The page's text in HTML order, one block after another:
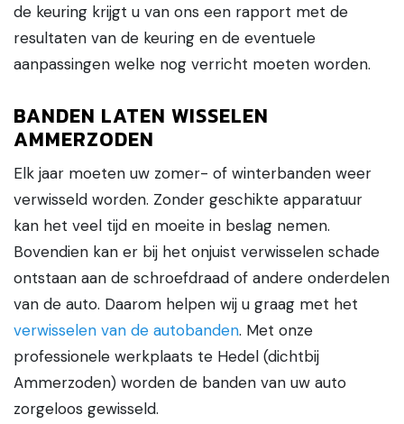
de keuring krijgt u van ons een rapport met de
resultaten van de keuring en de eventuele
aanpassingen welke nog verricht moeten worden.
BANDEN LATEN WISSELEN
AMMERZODEN
Elk jaar moeten uw zomer- of winterbanden weer
verwisseld worden. Zonder geschikte apparatuur
kan het veel tijd en moeite in beslag nemen.
Bovendien kan er bij het onjuist verwisselen schade
ontstaan aan de schroefdraad of andere onderdelen
van de auto. Daarom helpen wij u graag met het
verwisselen van de autobanden. Met onze
professionele werkplaats te Hedel (dichtbij
Ammerzoden) worden de banden van uw auto
zorgeloos gewisseld.